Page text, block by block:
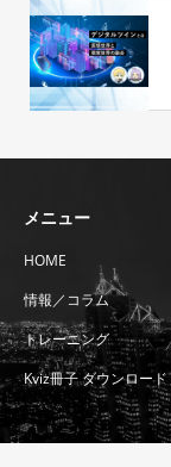
メニュー
HOME
情報／コラム
トレーニング
Kviz冊子 ダウンロード